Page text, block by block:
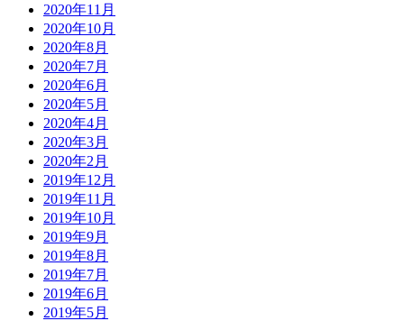
2020年11月
2020年10月
2020年8月
2020年7月
2020年6月
2020年5月
2020年4月
2020年3月
2020年2月
2019年12月
2019年11月
2019年10月
2019年9月
2019年8月
2019年7月
2019年6月
2019年5月